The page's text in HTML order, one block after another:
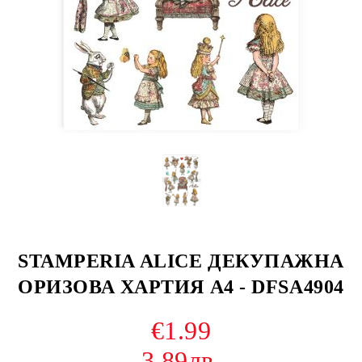
STAMPERIA ALICE ДЕКУПАЖНА
ОРИЗОВА ХАРТИЯ А4 - DFSA4904
€1.99